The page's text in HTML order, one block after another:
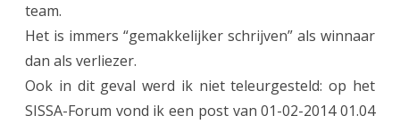
e
n
team.
Het is immers “gemakkelijker schrijven” als winnaar
dan als verliezer.
Ook in dit geval werd ik niet teleurgesteld: op het
SISSA-Forum vond ik een post van 01-02-2014 01.04